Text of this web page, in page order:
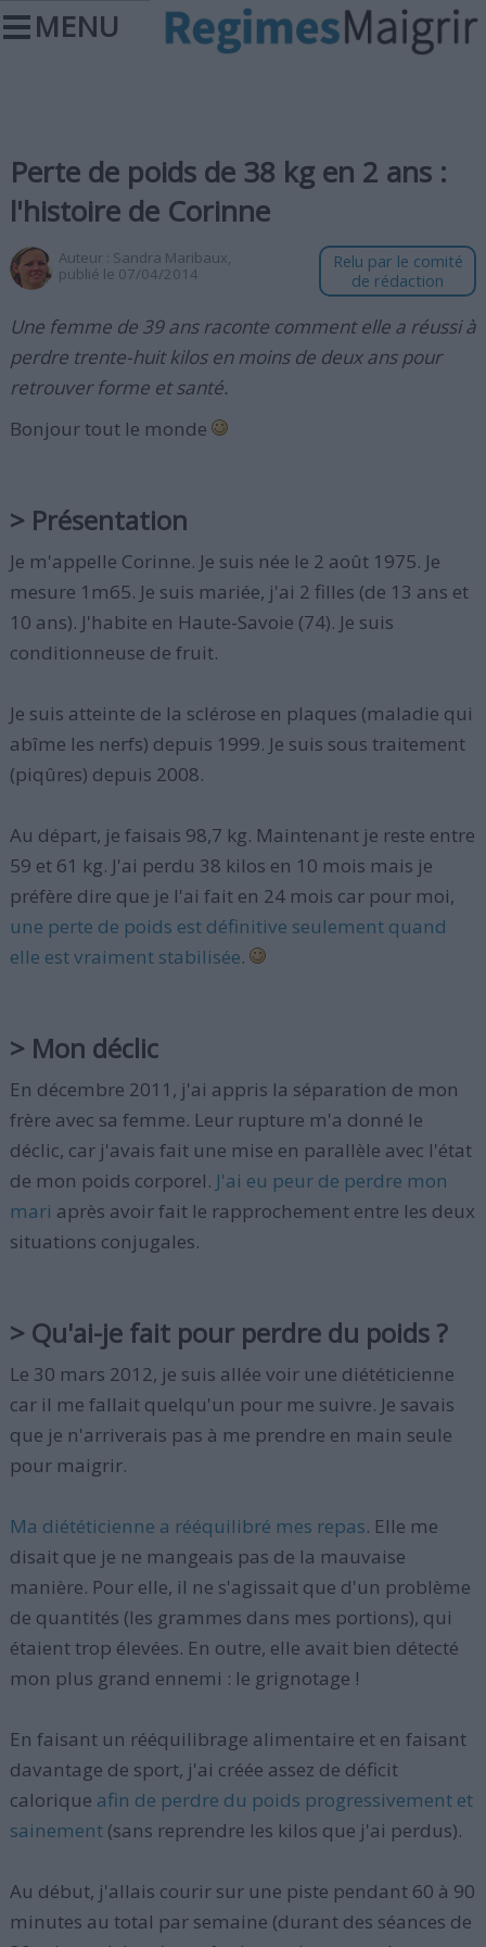
MENU
Perte de poids de 38 kg en 2 ans :
l'histoire de Corinne
Auteur : Sandra Maribaux,
publié le 07/04/2014
Relu par le comité
de rédaction
Une femme de 39 ans raconte comment elle a réussi à
perdre trente-huit kilos en moins de deux ans pour
retrouver forme et santé.
Bonjour tout le monde
> Présentation
Je m'appelle Corinne. Je suis née le 2 août 1975. Je
mesure 1m65. Je suis mariée, j'ai 2 filles (de 13 ans et
10 ans). J'habite en Haute-Savoie (74). Je suis
conditionneuse de fruit.
Je suis atteinte de la sclérose en plaques (maladie qui
abîme les nerfs) depuis 1999. Je suis sous traitement
(piqûres) depuis 2008.
Au départ, je faisais 98,7 kg. Maintenant je reste entre
59 et 61 kg. J'ai perdu 38 kilos en 10 mois mais je
préfère dire que je l'ai fait en 24 mois car pour moi,
une perte de poids est définitive seulement quand
elle est vraiment stabilisée.
> Mon déclic
En décembre 2011, j'ai appris la séparation de mon
frère avec sa femme. Leur rupture m'a donné le
déclic, car j'avais fait une mise en parallèle avec l'état
de mon poids corporel. J'ai eu peur de perdre mon
mari après avoir fait le rapprochement entre les deux
situations conjugales.
> Qu'ai-je fait pour perdre du poids ?
Le 30 mars 2012, je suis allée voir une diététicienne
car il me fallait quelqu'un pour me suivre. Je savais
que je n'arriverais pas à me prendre en main seule
pour maigrir.
Ma diététicienne a rééquilibré mes repas. Elle me
disait que je ne mangeais pas de la mauvaise
manière. Pour elle, il ne s'agissait que d'un problème
de quantités (les grammes dans mes portions), qui
étaient trop élevées. En outre, elle avait bien détecté
mon plus grand ennemi : le grignotage !
En faisant un rééquilibrage alimentaire et en faisant
davantage de sport, j'ai créée assez de déficit
calorique afin de perdre du poids progressivement et
sainement(sans reprendre les kilos que j'ai perdus).
Au début, j'allais courir sur une piste pendant 60 à 90
minutes au total par semaine (durant des séances de